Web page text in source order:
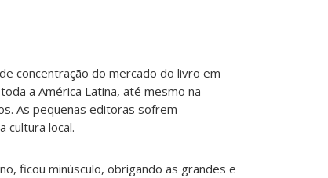
concentração do mercado do livro em
a América Latina, até mesmo na
As pequenas editoras sofrem
cultura local.
ficou minúsculo, obrigando as grandes e